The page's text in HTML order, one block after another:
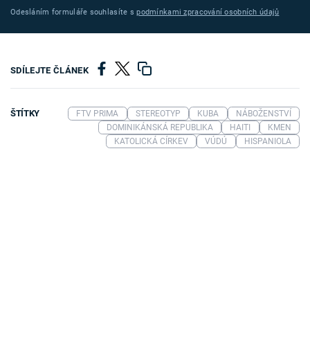
Odesláním formuláře souhlasíte spodmínkami zpracování osobních údajů
SDÍLEJTE ČLÁNEK
ŠTÍTKY FTV PRIMA STEREOTYP KUBA
NÁBOŽENSTVÍ
DOMINIKÁNSKÁ REPUBLIKA
HAITI
KMEN
KATOLICKÁ CÍRKEV
VÚDÚ HISPANIOLA